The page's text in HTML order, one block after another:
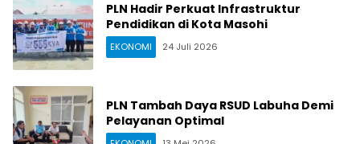
PLN Hadir Perkuat Infrastruktur
Pendidikan di Kota Masohi
EKONOMI 24 Juli 2026
PLN Tambah Daya RSUD Labuha Demi
Pelayanan Optimal